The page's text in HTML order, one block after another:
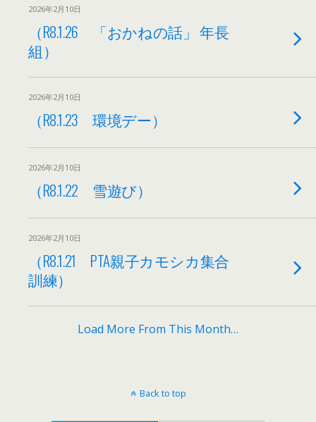
2026年2月10日
（R8.1.26 「おかねの話」 年長
組）
2026年2月10日
（R8.1.23 環境デー）
2026年2月10日
（R8.1.22 雪遊び）
2026年2月10日
（R8.1.21 PTA親子カモシカ集合
訓練）
Load More From This Month…
Back to top